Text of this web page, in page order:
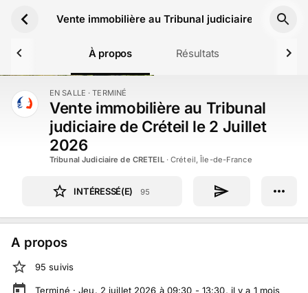
Vente immobilière au Tribunal judiciaire de
À propos Résultats
TERMINÉ EN SALLE · TERMINÉ
Vente immobilière au Tribunal
judiciaire de Créteil le 2 Juillet
2026
Tribunal Judiciaire de CRETEIL·Créteil, Île-de-France
INTÉRESSÉ(E) 95
A propos
95 suivis
Terminé ·Jeu. 2 juillet 2026 à 09:30 - 13:30, il y a 1 mois